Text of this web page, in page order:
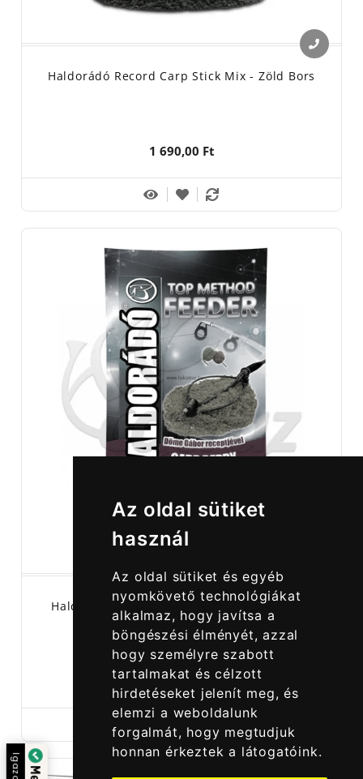
Az oldal sütiket
használ
Az oldal sütiket és egyéb
nyomkövető technológiákat
alkalmaz, hogy javítsa a
böngészési élményét, azzal
hogy személyre szabott
tartalmakat és célzott
hirdetéseket jelenít meg, és
elemzi a weboldalunk
forgalmát, hogy megtudjuk
honnan érkeztek a látogatóink.
Haldorádó Record Carp Stick Mix - Zöld Bors
1 690,00 Ft
Haldorádó Top Method Feeder - Carp Berry
990,00 Ft